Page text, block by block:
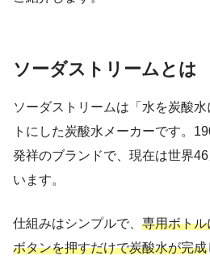
ソーダストリームとは
ソーダストリームは「水を炭酸
トにした炭酸水メーカーです。
発祥のブランドで、現在は世界
います。
仕組みはシンプルで、 専用ボト
ボタンを押すだけで炭酸水が完成